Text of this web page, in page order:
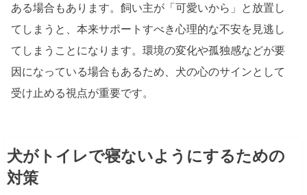
ある場合もあります。飼い主が「可愛いから」と放置し
てしまうと、本来サポートすべき心理的な不安を見逃し
てしまうことになります。環境の変化や孤独感などが要
因になっている場合もあるため、犬の心のサインとして
受け止める視点が重要です。
犬がトイレで寝ないようにするための
対策